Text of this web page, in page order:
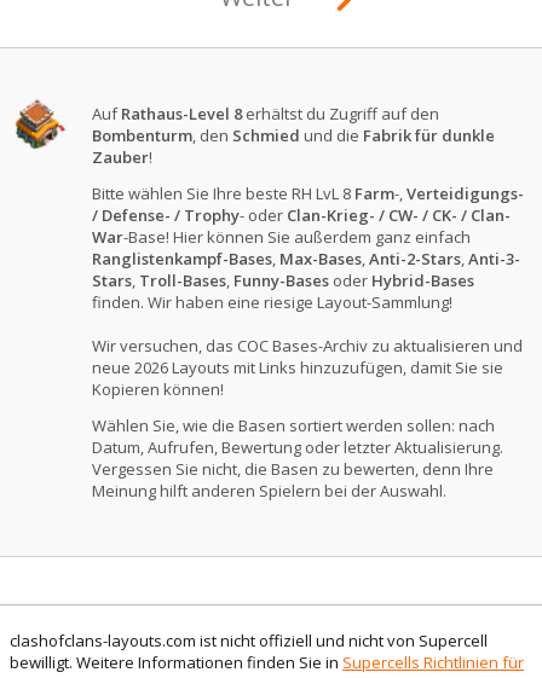
AufRathaus-Level 8erhältst du Zugriff auf den
Bombenturm, den Schmied und die Fabrik für dunkle
Zauber!
Bitte wählen Sie Ihre beste RH LvL 8 Farm-,Verteidigungs-
/ Defense- / Trophy- oder Clan-Krieg- / CW- / CK- / Clan-
War-Base! Hier können Sie außerdem ganz einfach
Ranglistenkampf-Bases, Max-Bases,Anti-2-Stars,Anti-3-
Stars, Troll-Bases, Funny-Bases oder Hybrid-Bases
finden. Wir haben eine riesige Layout-Sammlung!
Wir versuchen, das COC Bases-Archiv zu aktualisieren und
neue 2026 Layouts mit Links hinzuzufügen, damit Sie sie
Kopieren können!
Wählen Sie, wie die Basen sortiert werden sollen: nach
Datum, Aufrufen, Bewertung oder letzter Aktualisierung.
Vergessen Sie nicht, die Basen zu bewerten, denn Ihre
Meinung hilft anderen Spielern bei der Auswahl.
clashofclans-layouts.com ist nicht offiziell und nicht von Supercell
bewilligt. Weitere Informationen finden Sie in Supercells Richtlinien für